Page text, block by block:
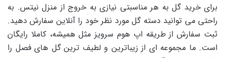
برای خرید گل به هر مناسبتی نیازی به خروج از منزل نیتس. به
راحتی می توانید دسته گل مورد نظر خود را آنلاین سفارش دهید.
ثبت سفارش از طریقه اپ هوم سرویز مثل همیشه، کاملا رایگان
است. ما مجموعه ای از زیباترین و لطیف ترین گل های فصل را